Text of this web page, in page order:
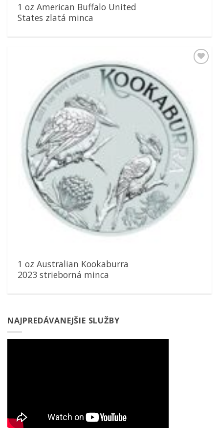
1 oz American Buffalo United
States zlatá minca
1 oz Australian Kookaburra
2023 strieborná minca
NAJPREDÁVANEJŠIE SLUŽBY